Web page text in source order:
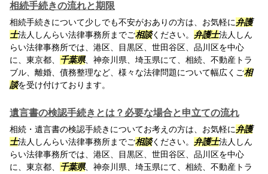
相続手続きの流れと期限
相続手続きについて少しでも不安がおありの方は、お気軽に弁護
士法人しんらい法律事務所までご相談ください。 弁護士法人しん
らい法律事務所では、港区、目黒区、世田谷区、品川区を中心
に、東京都、 千葉県、神奈川県、埼玉県にて、相続、不動産トラ
ブル、離婚、債務整理など、様々な法律問題について幅広くご相
談を受け付けております。
遺言書の検認手続きとは？必要な場合と申立ての流れ
相続・遺言書の検認手続きについてお考えの方は、お気軽に弁護
士法人しんらい法律事務所までご相談ください。 弁護士法人しん
らい法律事務所では、港区、目黒区、世田谷区、品川区を中心
に、東京都、 千葉県、神奈川県、埼玉県にて、相続、不動産トラ